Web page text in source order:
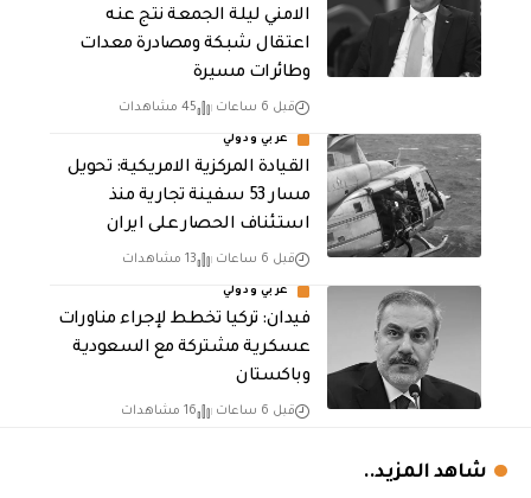
الامني ليلة الجمعة نتج عنه
اعتقال شبكة ومصادرة معدات
وطائرات مسيرة
قبل 6 ساعات 45 مشاهدات
عربي ودولي
القيادة المركزية الامريكية: تحويل
مسار 53 سفينة تجارية منذ
استئناف الحصار على ايران
قبل 6 ساعات 13 مشاهدات
عربي ودولي
فيدان: تركيا تخطط لإجراء مناورات
عسكرية مشتركة مع السعودية
وباكستان
قبل 6 ساعات 16 مشاهدات
شاهد المزيد..